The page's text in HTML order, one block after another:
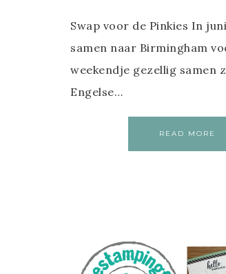
Swap voor de Pinkies In
samen naar Birmingham
weekendje gezellig samen
Engelse…
READ MORE